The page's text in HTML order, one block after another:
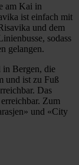
am Kai in
ist einfach mit
und dem
sodass
gelangen.
in Bergen, die
und ist zu Fuß
Das
Zum
und «City